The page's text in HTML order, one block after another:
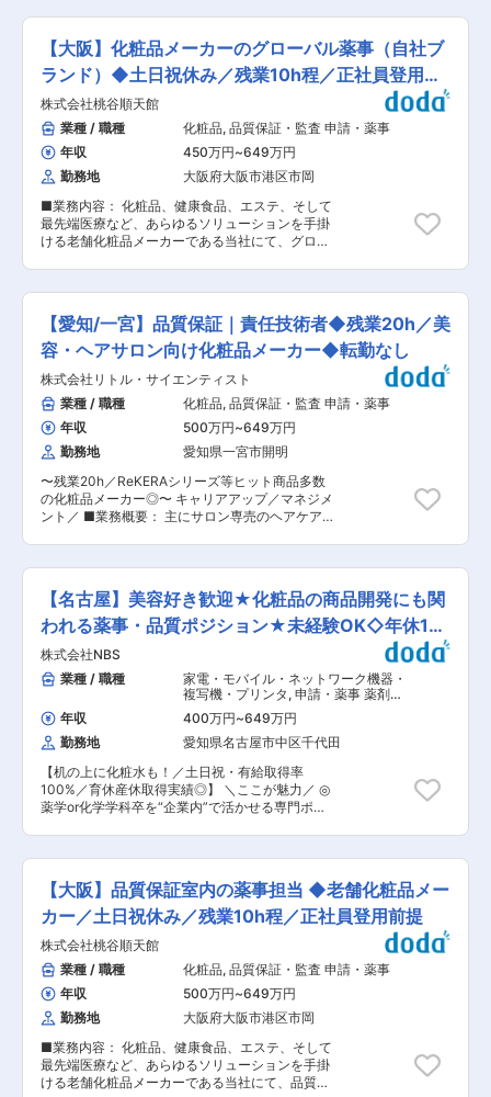
共存しながら豊かな生活を営んでいる未来の小豆
島、そんな姿を強く望んでいます。 変更の範囲：
無
われるような商品をつくり、新しい価値を創造し
ていきます。 ■評価について： 評価は成果と成
長の2軸で評価されます。成長に関しては、評価
項目がしっかりと整備されており、上長との面談
で目標設定と振り返りを行います。 業績評価だけ
ではなく、プロセスとなる定性の成長に関しても
評価があるため、営業としてスキルアップに繋が
ります。 ■会社概要： 2020年9月に現スタンダ
ード市場上場し、2024年7月に Church＆Dwight
社（ニューヨーク株式市場上場）100％子会社化
をした成長企業です。安定した財務基盤を保持し
ています。話題の酸素系漂白剤「オキシクリー
ンヒット商品を多数取り扱っています。 変更の範
囲：会社の定める業務
て、品質管理をお任せします。 ■業務詳細： ・
化粧品工場の薬事法管理及び生産品質管理 ・新
設工場化粧品製造業の全般、薬事法及び品質管理
業 ・化粧品製造工場全般衛生管理 ・工場の各
部署への品質管理指導 ・生産現場の品質管理、
指導 ■当社の魅力： 母体である上海上美化粧品
集団は、アメリカへの進出も既に取り掛かってお
り、今後はヨーロッパへ進出する予定となってお
ります。 海外進出に伴い需要が増加していくた
め、製造の拠点として機能し成長の可能性が無限
す。 変更の範囲：無
【大阪】化粧品メーカーのグローバル薬事（自社ブ
ランド）◆土日祝休み／残業10h程／正社員登用前
提
株式会社桃谷順天館
業種 / 職種
化粧品, 品質保証・監査 申請・薬事
年収
450万円~649万円
勤務地
大阪府大阪市港区市岡
■業務内容： 化粧品、健康食品、エステ、そして
最先端医療など、あらゆるソリューションを手掛
ける老舗化粧品メーカーである当社にて、グロー
務の対応（中国NMPA、台湾PIF、EU CPNPの対
応、その他各国化粧品輸入申請許認可の対応） ・
税関や各国当局から商品の成分に関しるお問い合
わせの対応等 ※現在は中国・台湾などの東アジ
ア、アセアン諸国、東南アジアを中心とした展開
をしており、今後は北米、EUを強化していきま
す。 ■配属先： 自社ブランド化粧品を担う国際
Div.所属となります。20代〜40代の男女、10名
ほどの部署となります。外国籍の方も所属してお
ります。 ■募集背景： 自社ブランドにおいて、
バル薬事規制に詳しい方を新しく募集をさせてい
たきます。 ■職場環境： 将来も安心の職場環境
が整っています。 ・女性活躍推進の優良企業とし
「健康経営優良法人2024」に認定。 ・子育てサ
ポート企業”として厚生労働省「くるみん」認
定。男女ともに子育てと仕事の両立をサポート。
育児休業対象の男性社員75％が取得しています。
変更の範囲：会社の定める業務
【愛知/一宮】品質保証｜責任技術者◆残業20h／美
容・ヘアサロン向け化粧品メーカー◆転勤なし
株式会社リトル・サイエンティスト
業種 / 職種
化粧品, 品質保証・監査 申請・薬事
年収
500万円~649万円
勤務地
愛知県一宮市開明
〜残業20h／ReKERAシリーズ等ヒット商品多数
の化粧品メーカー◎〜 キャリアアップ／マネジメ
ント／ ■業務概要： 主にサロン専売のヘアケア
開発にともなう品質保証業務の責任技術者として
ご活躍いただきます。 ■業務詳細：※スキルに応
じて以下の業務をご担当いただきます。 (1)製
造・技術管理 製造条件設計・妥当性評価、記録確
認、スケールアップ時の品質リスク評価、トラブ
ル原因解析と再発防止 (2)製品品質評価…規格・試
験法と安定性・原料特性の評価、出荷判定の技術
レビュー (3)微生物・衛生管理…微生物リスク評
価、防腐設計評価、製造環境の衛生・交叉汚染防
止管理 (4)クレーム・不適合対応…クレーム原因
解析、是正・再発防止策の立案・実行と品質改善
への反映 (5)原料・変更管理…原料規格設定、原
料・処方・工程変更時の品質影響・リスク評価と
承認支援 (6)OEM・サプライヤー管理…委託先・
サプライヤーの技術評価・監査と変更時の品質リ
スク評価 (7)品質マネジメントシステム（ISO
査対応…内部監査の実施とCAPA管理、顧客・第
三者・行政監査への対応 (9)教育・品質改善…
GMP・品質教育、品質データ分析と改善提案、品
質指標の運用 (10)総括製造販売責任者との連携…
出荷判定・クレーム/回収・行政対応に関する技術
情報・資料の提供 等 ■当社について： 当社は
髪や肌を科学的に研究し、理美容のプロフェッシ
ョナルと共に、 より良い粧剤とサービスを追求す
るプロフェッショナル化粧品の開発型メーカーで
す。 子どものようにあらゆるものに目を向け、好
奇心を持ち、こたえを探す。 それが私たちリト
ル・サイエンティストの考えです。 オリジナリテ
【名古屋】美容好き歓迎★化粧品の商品開発にも関
われる薬事・品質ポジション★未経験OK◇年休125
日
株式会社NBS
業種 / 職種
家電・モバイル・ネットワーク機器・
複写機・プリンタ , 申請・薬事 薬剤
師・管理薬剤師
年収 400万円~649万円
勤務地
愛知県名古屋市中区千代田
【机の上に化粧水も！／土日祝・有給取得率
100%／育休産休取得実績◎】 ＼ここが魅力／ ◎
薬学or化学学科卒を“企業内”で活かせる専門ポジ
（土日祝）・年間休日125日／転勤なし（名古屋
本社） ◎育休・産休取得実績あり／有給取得率
100% ■仕事内容： 化粧品・医薬部外品（将来的
には健康食品）に関する 「薬事・品質管理業務」
を主軸にご担当いただきます。 ■入社後の流れ：
・入社後は、既存商品の理解から始めます！ ・経
験や適性に応じて、 表示・広告チェック等から
取り組み ・徐々に薬事申請、品質保証、商品開発
へと 段階的に業務領域を拡大していただきます
■業務内容： 【商品開発・企画】 ・市場・競
・化粧品、医薬部外品、将来的な健康食品の商品
企画、既存商品の改善提案 ・成分、原料、処方、
容器、使用感、訴求軸の検討 ・OEM／ODMメー
【大阪】品質保証室内の薬事担当 ◆老舗化粧品メー
カー／土日祝休み／残業10h程／正社員登用前提
株式会社桃谷順天館
業種 / 職種
化粧品, 品質保証・監査 申請・薬事
年収
500万円~649万円
勤務地
大阪府大阪市港区市岡
■業務内容： 化粧品、健康食品、エステ、そして
最先端医療など、あらゆるソリューションを手掛
ける老舗化粧品メーカーである当社にて、品質管